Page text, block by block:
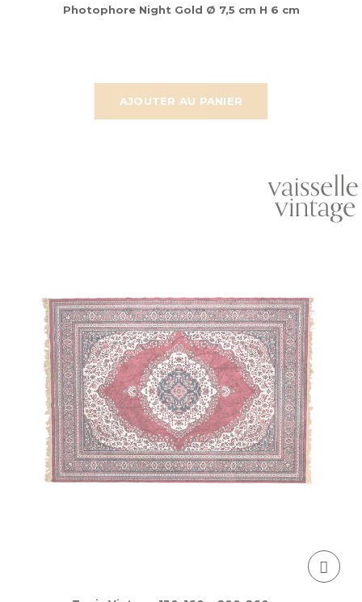
AJOUTER AU PANIER
Photophore Night Gold Ø 7,5 cm H 6 cm